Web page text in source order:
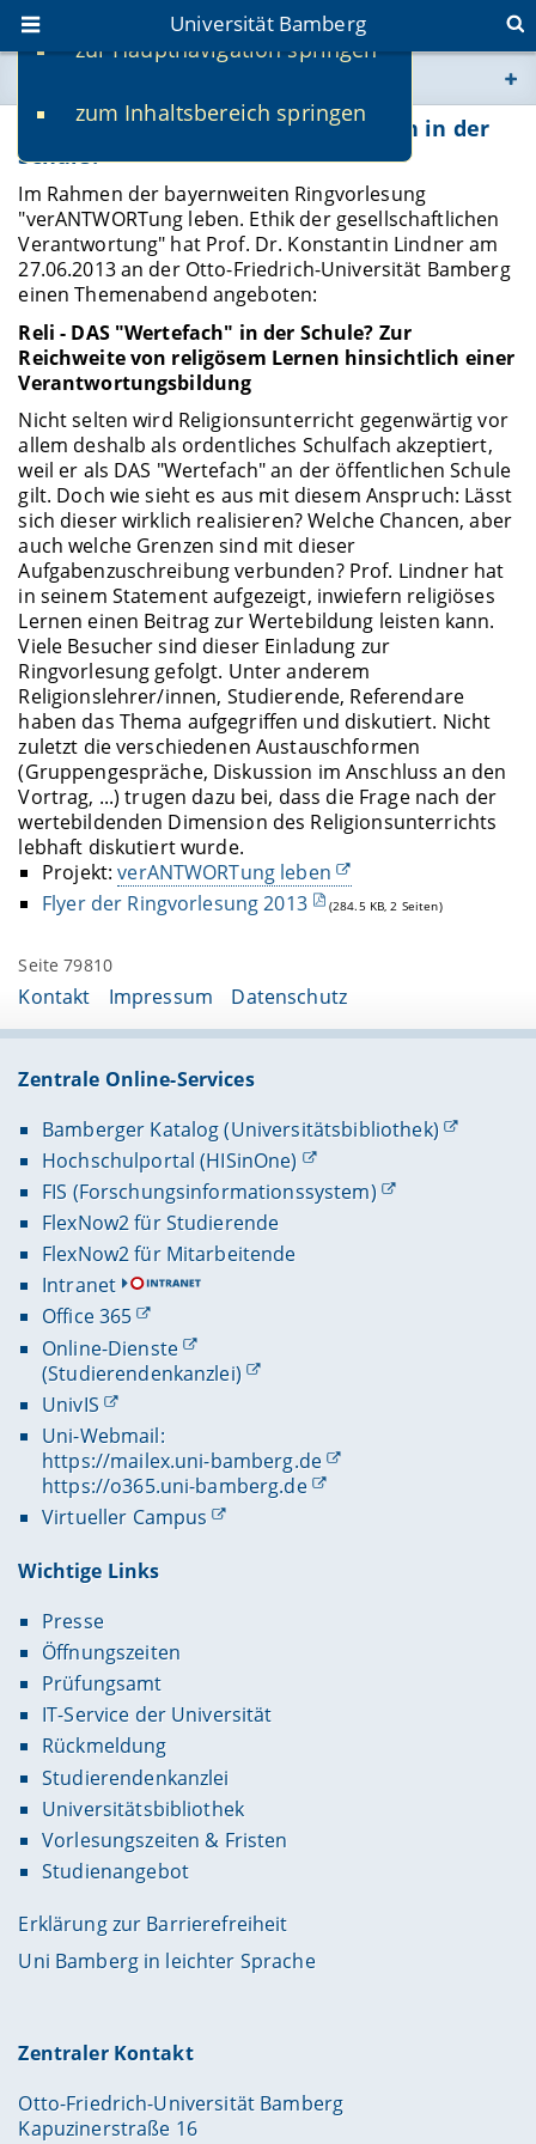
zur Hauptnavigation springen
zum Inhaltsbereich springen
Universität Bamberg
www.uni-bamberg.de
univis.uni-bamberg.de
fis.uni-bamberg.de
Themenabend: "Reli - das Wertefach in der
Schule?"
Im Rahmen der bayernweiten Ringvorlesung
"verANTWORTung leben. Ethik der gesellschaftlichen
Verantwortung" hat Prof. Dr. Konstantin Lindner am
27.06.2013 an der Otto-Friedrich-Universität Bamberg
einen Themenabend angeboten:
Reli - DAS "Wertefach" in der Schule? Zur
Reichweite von religösem Lernen hinsichtlich einer
Verantwortungsbildung
Nicht selten wird Religionsunterricht gegenwärtig vor
allem deshalb als ordentliches Schulfach akzeptiert,
weil er als DAS "Wertefach" an der öffentlichen Schule
gilt. Doch wie sieht es aus mit diesem Anspruch: Lässt
sich dieser wirklich realisieren? Welche Chancen, aber
auch welche Grenzen sind mit dieser
Aufgabenzuschreibung verbunden? Prof. Lindner hat
in seinem Statement aufgezeigt, inwiefern religiöses
Lernen einen Beitrag zur Wertebildung leisten kann.
Viele Besucher sind dieser Einladung zur
Ringvorlesung gefolgt. Unter anderem
Religionslehrer/innen, Studierende, Referendare
haben das Thema aufgegriffen und diskutiert. Nicht
zuletzt die verschiedenen Austauschformen
(Gruppengespräche, Diskussion im Anschluss an den
Vortrag, ...) trugen dazu bei, dass die Frage nach der
wertebildenden Dimension des Religionsunterrichts
lebhaft diskutiert wurde.
Projekt:verANTWORTung leben
Flyer der Ringvorlesung 2013
(284.5 KB, 2 Seiten)
Seite 79810
Kontakt Impressum Datenschutz
Zentrale Online-Services
Bamberger Katalog (Universitätsbibliothek)
Hochschulportal (HISinOne)
FIS (Forschungsinformationssystem)
FlexNow2 für Studierende
FlexNow2 für Mitarbeitende
Intranet
Office 365
Online-Dienste
(Studierendenkanzlei)
UnivIS
Uni-Webmail:
https://mailex.uni-bamberg.de
https://o365.uni-bamberg.de
Virtueller Campus
Wichtige Links
Presse
Öffnungszeiten
Prüfungsamt
IT-Service der Universität
Rückmeldung
Studierendenkanzlei
Universitätsbibliothek
Vorlesungszeiten & Fristen
Studienangebot
Erklärung zur Barrierefreiheit
Uni Bamberg in leichter Sprache
Zentraler Kontakt
Otto-Friedrich-Universität Bamberg
Kapuzinerstraße 16